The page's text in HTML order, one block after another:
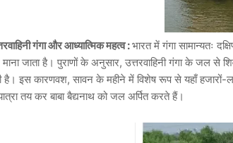
गंगा और आध्यात्मिक महत्व :भारत में गंगा सामान्यतः
जाता है। पुराणों के अनुसार, उत्तरवाहिनी गंगा के जल से
है। इस कारणवश, सावन के महीने में विशेष रूप से यहाँ
तय कर बाबा बैद्यनाथ को जल अर्पित करते हैं।